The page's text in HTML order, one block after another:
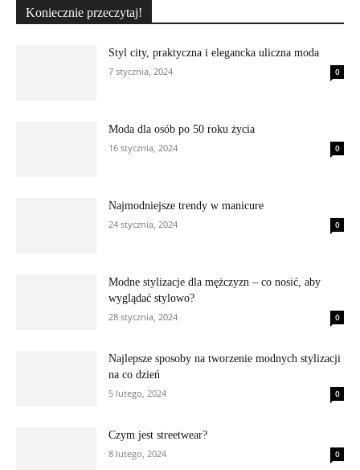
Koniecznie przeczytaj!
Styl city, praktyczna i elegancka uliczna moda
7 stycznia, 2024
0
Moda dla osób po 50 roku życia
16 stycznia, 2024
0
Najmodniejsze trendy w manicure
24 stycznia, 2024
0
Modne stylizacje dla mężczyzn – co nosić, aby
wyglądać stylowo?
28 stycznia, 2024
0
Najlepsze sposoby na tworzenie modnych stylizacji
na co dzień
5 lutego, 2024
0
Czym jest streetwear?
8 lutego, 2024
0